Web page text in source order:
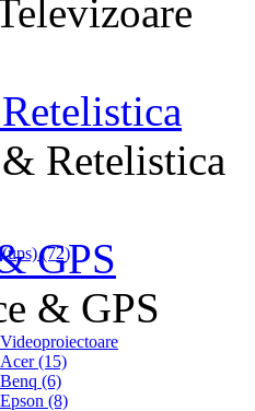
Retelistica
(72)
GPS
& GPS
Videoproiectoare
Acer (15)
Benq (6)
Epson (8)